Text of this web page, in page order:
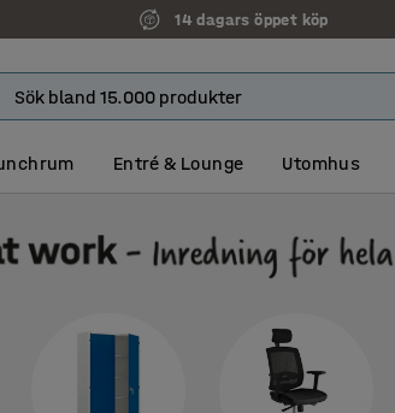
Faktura för företag
Entré & Lounge Utomhus